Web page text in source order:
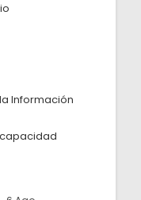
Información